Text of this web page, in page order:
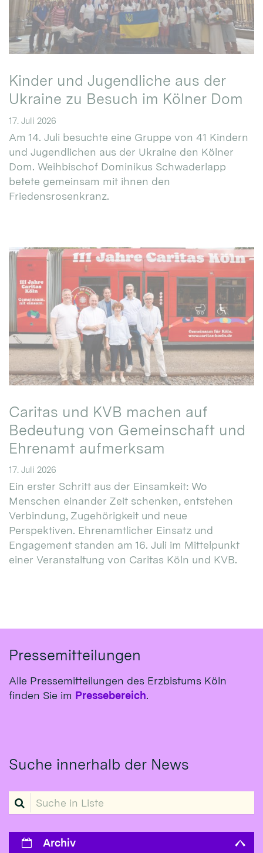
Kinder und Jugendliche aus der
Ukraine zu Besuch im Kölner Dom
17. Juli 2026
Am 14. Juli besuchte eine Gruppe von 41 Kindern
und Jugendlichen aus der Ukraine den Kölner
Dom. Weihbischof Dominikus Schwaderlapp
betete gemeinsam mit ihnen den
Friedensrosenkranz.
Caritas und KVB machen auf
Bedeutung von Gemeinschaft und
Ehrenamt aufmerksam
17. Juli 2026
Ein erster Schritt aus der Einsamkeit: Wo
Menschen einander Zeit schenken, entstehen
Verbindung, Zugehörigkeit und neue
Perspektiven. Ehrenamtlicher Einsatz und
Engagement standen am 16. Juli im Mittelpunkt
einer Veranstaltung von Caritas Köln und KVB.
Pressemitteilungen
Alle Pressemitteilungen des Erzbistums Köln
finden Sie im Pressebereich.
Suche innerhalb der News
Suche in Liste
Archiv